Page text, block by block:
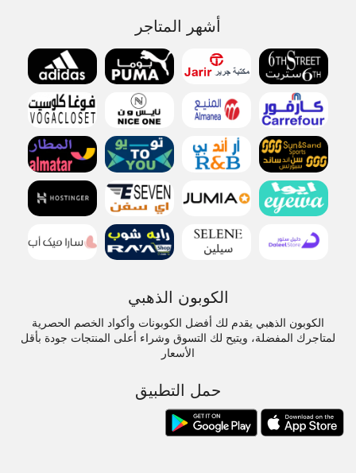
أشهر المتاجر
الكوبون الذهبي
الكوبون الذهبي يقدم لك أفضل الكوبونات وأكواد الخصم الحصرية
لمتاجرك المفضلة، ويتيح لك التسوق وشراء أعلى المنتجات جودة بأقل
الأسعار
حمل التطبيق